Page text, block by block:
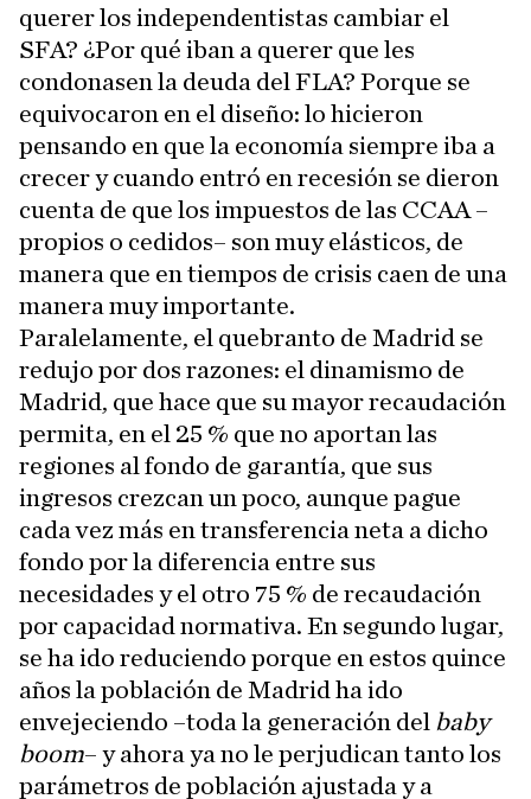
querer los independentistas cambiar el
SFA? ¿Por qué iban a querer que les
condonasen la deuda del FLA? Porque se
equivocaron en el diseño: lo hicieron
pensando en que la economía siempre iba a
crecer y cuando entró en recesión se dieron
cuenta de que los impuestos de las CCAA –
propios o cedidos– son muy elásticos, de
manera que en tiempos de crisis caen de una
manera muy importante.
Paralelamente, el quebranto de Madrid se
redujo por dos razones: el dinamismo de
Madrid, que hace que su mayor recaudación
permita, en el 25 % que no aportan las
regiones al fondo de garantía, que sus
ingresos crezcan un poco, aunque pague
cada vez más en transferencia neta a dicho
fondo por la diferencia entre sus
necesidades y el otro 75 % de recaudación
por capacidad normativa. En segundo lugar,
se ha ido reduciendo porque en estos quince
años la población de Madrid ha ido
envejeciendo –toda la generación del baby
boom– y ahora ya no le perjudican tanto los
parámetros de población ajustada y a